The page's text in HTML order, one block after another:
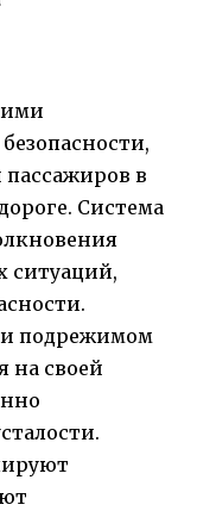
в
Система
ситуаций,
и подрежимом
на своей